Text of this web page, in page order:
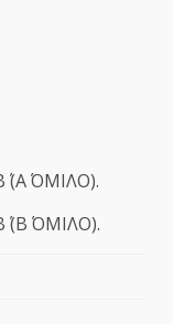
ΟΜΙΛΟ).
ΟΜΙΛΟ).